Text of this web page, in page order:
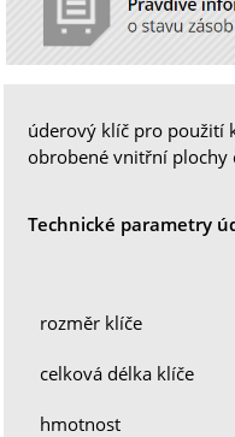
úderový klíč pro použití
obrobené vnitřní
Technické parametry
rozměr klíče
celková délka klíče
hmotnost